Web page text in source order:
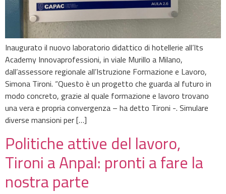
Inaugurato il nuovo laboratorio didattico di hotellerie all’Its
Academy Innovaprofessioni, in viale Murillo a Milano,
dall’assessore regionale all’Istruzione Formazione e Lavoro,
Simona Tironi. “Questo è un progetto che guarda al futuro in
modo concreto, grazie al quale formazione e lavoro trovano
una vera e propria convergenza – ha detto Tironi -. Simulare
diverse mansioni per […]
Politiche attive del lavoro,
Tironi a Anpal: pronti a fare la
nostra parte